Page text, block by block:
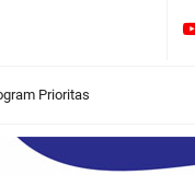
Prioritas